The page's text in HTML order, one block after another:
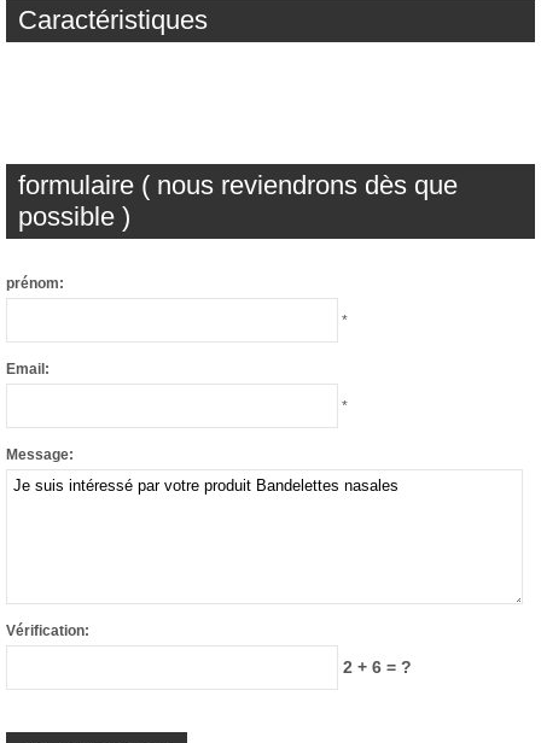
Caractéristiques
formulaire ( nous reviendrons dès que
possible )
prénom:
*
Email:
*
Message:
Vérification:
2 + 6 = ?